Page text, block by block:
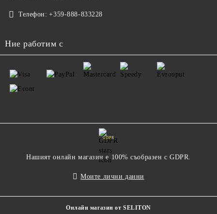
Телефон: +359-888-833228
Ние работим с
GDPR
Нашият онлайн магазин е 100% съобразен с GDPR.
Моите лични данни
Онлайн магазин от SELITON